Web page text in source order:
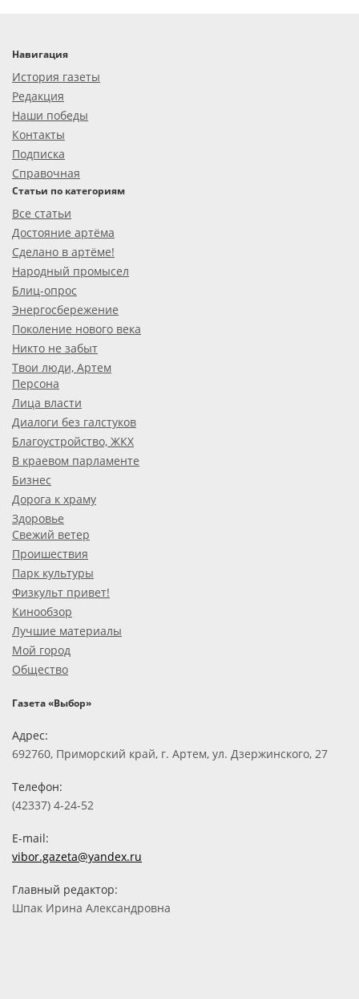
Навигация
История газеты
Редакция
Наши победы
Контакты
Подписка
Справочная
Статьи по категориям
Все статьи
Достояние артёма
Сделано в артёме!
Народный промысел
Блиц-опрос
Энергосбережение
Поколение нового века
Никто не забыт
Твои люди, Артем
Персона
Лица власти
Диалоги без галстуков
Благоустройство, ЖКХ
В краевом парламенте
Бизнес
Дорога к храму
Здоровье
Свежий ветер
Проишествия
Парк культуры
Физкульт привет!
Кинообзор
Лучшие материалы
Мой город
Общество
Газета «Выбор»
Адрес:
692760, Приморский край, г. Артем, ул. Дзержинского, 27
Телефон:
(42337) 4-24-52
E-mail:
vibor.gazeta@yandex.ru
Главный редактор:
Шпак Ирина Александровна